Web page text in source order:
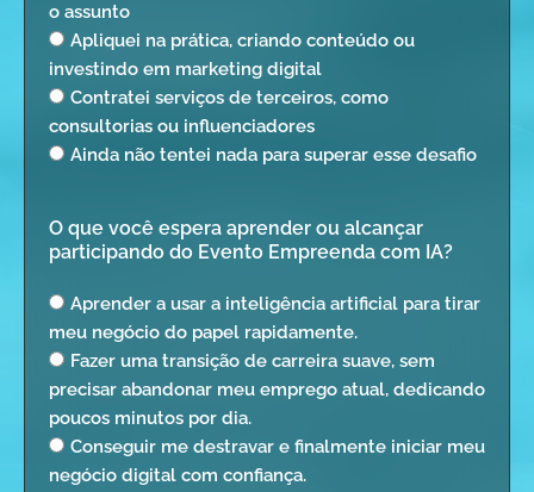
o assunto
Apliquei na prática, criando conteúdo ou
investindo em marketing digital
Contratei serviços de terceiros, como
consultorias ou influenciadores
Ainda não tentei nada para superar esse desafio
O que você espera aprender ou alcançar
participando do Evento Empreenda com IA?
Aprender a usar a inteligência artificial para tirar
meu negócio do papel rapidamente.
Fazer uma transição de carreira suave, sem
precisar abandonar meu emprego atual, dedicando
poucos minutos por dia.
Conseguir me destravar e finalmente iniciar meu
negócio digital com confiança.